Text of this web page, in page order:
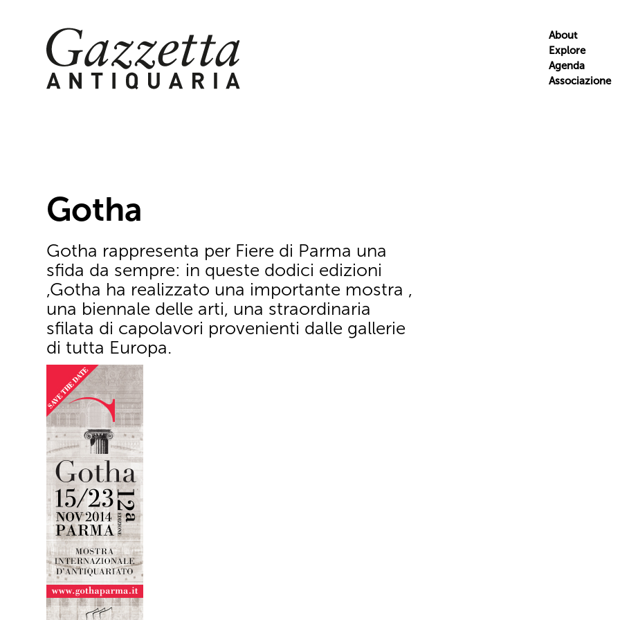
Skip
to
content
About
Explore
Agenda
Associazione
Gotha
Gotha rappresenta per Fiere di Parma una
sfida da sempre: in queste dodici edizioni
,Gotha ha realizzato una importante mostra ,
una biennale delle arti, una straordinaria
sfilata di capolavori provenienti dalle gallerie
di tutta Europa.